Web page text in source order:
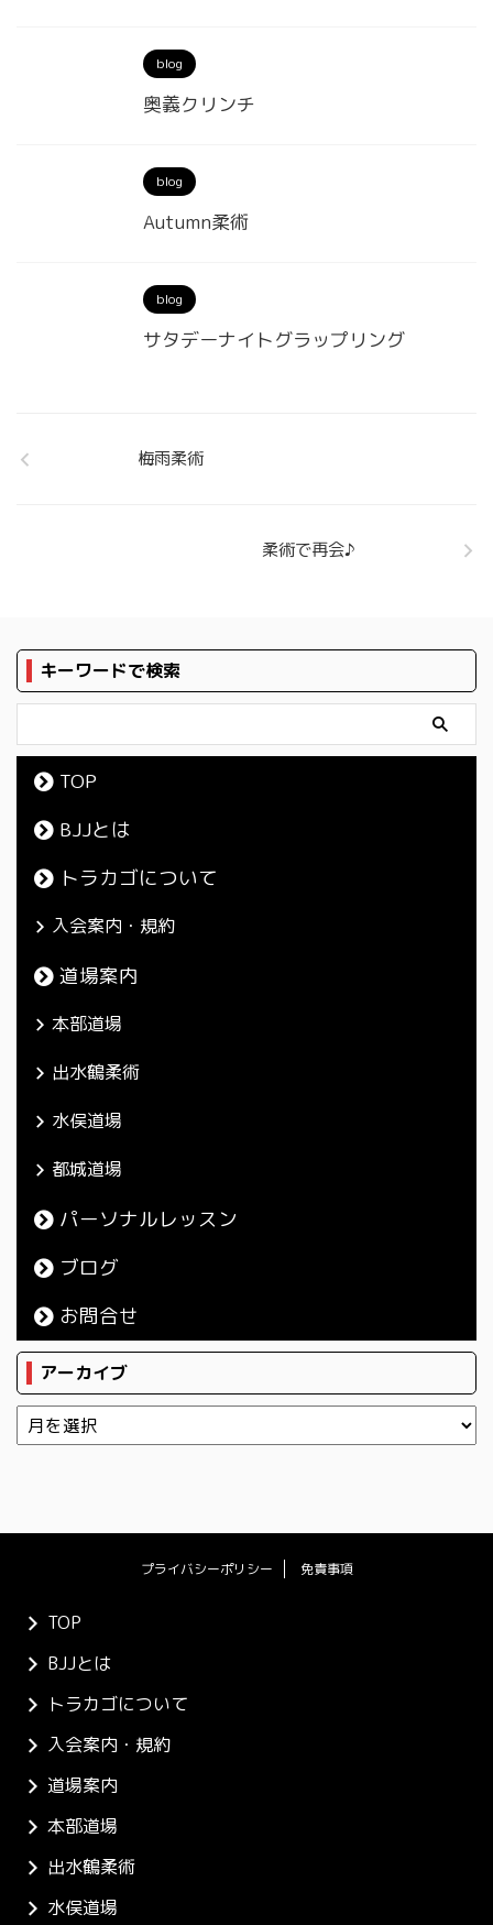
blog
奥義クリンチ
blog
Autumn柔術
blog
サタデーナイトグラップリング
梅雨柔術
柔術で再会♪
キーワードで検索
TOP
BJJとは
トラカゴについて
入会案内・規約
道場案内
本部道場
出水鶴柔術
水俣道場
都城道場
パーソナルレッスン
ブログ
お問合せ
アーカイブ
プライバシーポリシー 免責事項
TOP
BJJとは
トラカゴについて
入会案内・規約
道場案内
本部道場
出水鶴柔術
水俣道場